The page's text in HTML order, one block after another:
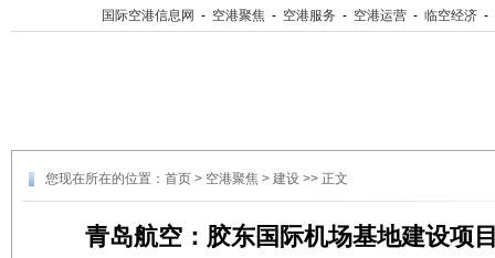
国际空港信息网 - 空港聚焦 - 空港服务 - 空港运营 - 临空经济 -
您现在所在的位置： 首页 > 空港聚焦 > 建设 >> 正文
青岛航空：胶东国际机场基地建设项